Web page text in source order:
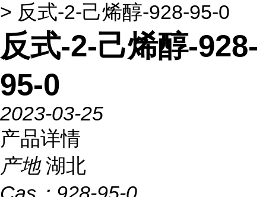
> 反式-2-己烯醇-928-95-0
反式-2-己烯醇-928-
95-0
2023-03-25
产品详情
产地 湖北